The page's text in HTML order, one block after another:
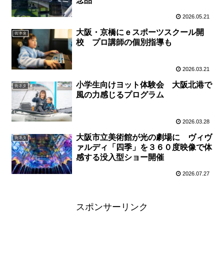
2026.05.21
街ネタ
大阪・京橋にｅスポーツスクール開
校 プロ講師の個別指導も
2026.03.21
街ネタ
小学生向けヨット体験会 大阪北港で
風の力感じるプログラム
2026.03.28
街ネタ
大阪市立美術館が光の劇場に ヴィヴ
ァルディ「四季」を３６０度映像で体
感する没入型ショー開催
2026.07.27
スポンサーリンク